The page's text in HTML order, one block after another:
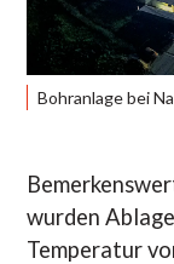
Bohranlage bei
wurden
Temperatur